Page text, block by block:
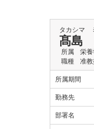
タカシマ
髙島
所属
栄
職種
准
所属期間
勤務先
部署名